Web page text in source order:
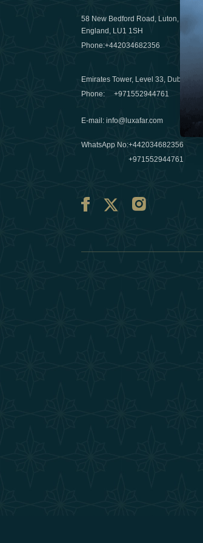
58 New Bedford Road, Luton,
England, LU1 1SH
Phone:+442034682356
Emirates Tower, Level 33, Dubai, UAE
Phone:+971552944761
E-mail :info@luxafar.com
WhatsApp No:+442034682356
+971552944761